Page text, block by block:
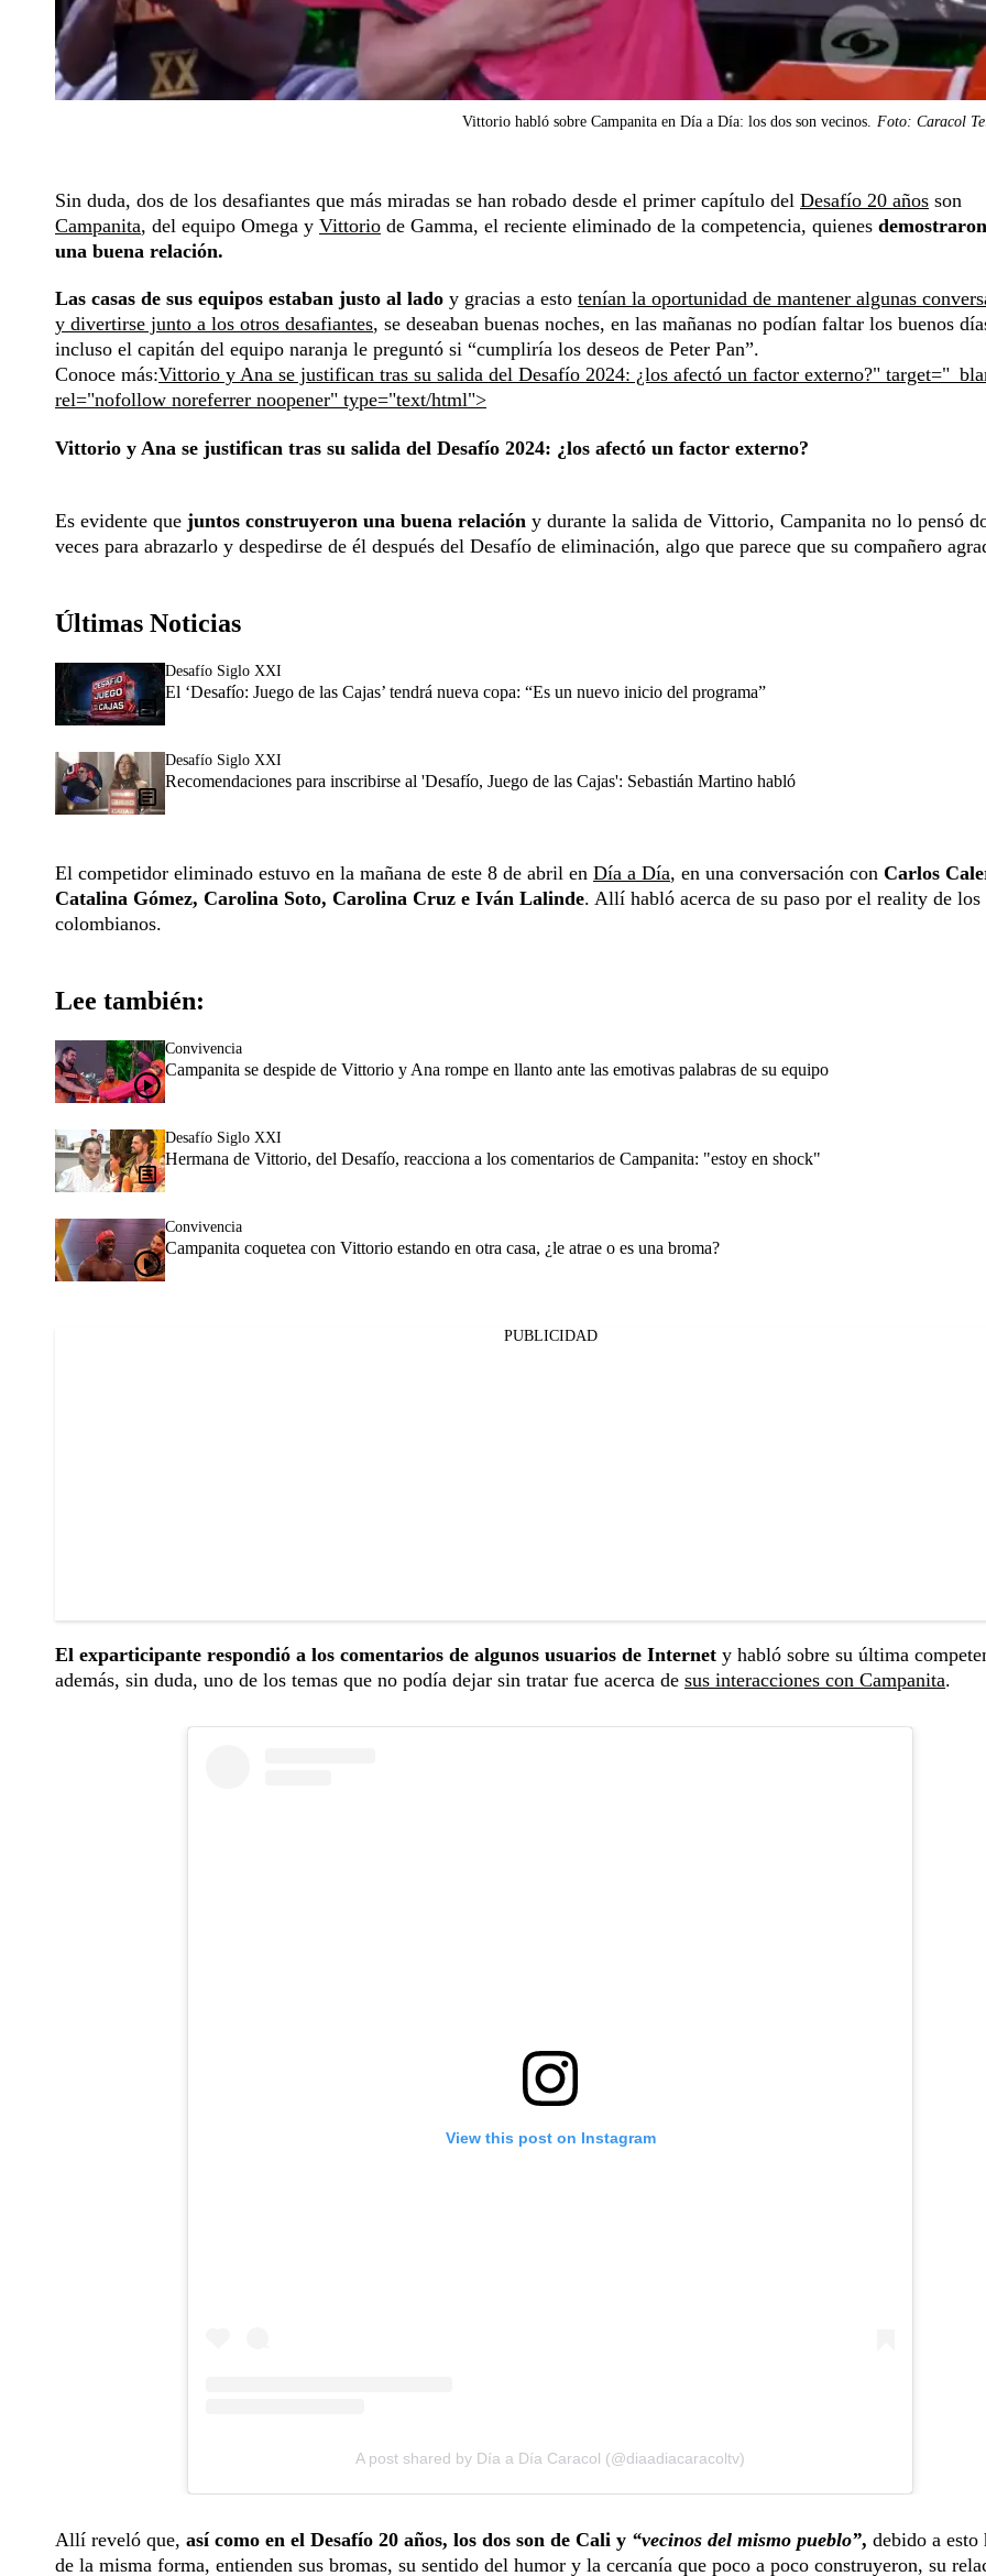
Vittorio habló sobre Campanita en Día a Día: los dos son vecinos. Foto: Caracol
Sin duda, dos de los desafiantes que más miradas se han robado desde el primer capítulo del Desafío 20 años son
Campanita, del equipo Omega y Vittorio de Gamma, el reciente eliminado de la competencia, quienes
una buena relación.
Las casas de sus equipos estaban justo al lado y gracias a esto tenían la oportunidad de mantener algunas
y divertirse junto a los otros desafiantes, se deseaban buenas noches, en las mañanas no podían faltar los buenos
incluso el capitán del equipo naranja le preguntó si “cumpliría los deseos de Peter Pan”.
Conoce más:Vittorio y Ana se justifican tras su salida del Desafío 2024: ¿los afectó un factor externo?"
rel="nofollow noreferrer noopener" type="text/html">
Vittorio y Ana se justifican tras su salida del Desafío 2024: ¿los afectó un factor externo?
Es evidente que juntos construyeron una buena relación y durante la salida de Vittorio, Campanita no lo pensó
veces para abrazarlo y despedirse de él después del Desafío de eliminación, algo que parece que su compañero
Últimas Noticias
Desafío Siglo XXI
El ‘Desafío: Juego de las Cajas’ tendrá nueva copa: “Es un nuevo inicio del programa”
Desafío Siglo XXI
Recomendaciones para inscribirse al 'Desafío, Juego de las Cajas': Sebastián Martino habló
El competidor eliminado estuvo en la mañana de este 8 de abril en Día a Día, en una conversación con Carlos
Catalina Gómez, Carolina Soto, Carolina Cruz e Iván Lalinde. Allí habló acerca de su paso por el reality de los
colombianos.
Lee también:
Convivencia
Campanita se despide de Vittorio y Ana rompe en llanto ante las emotivas palabras de su equipo
Desafío Siglo XXI
Hermana de Vittorio, del Desafío, reacciona a los comentarios de Campanita: "estoy en shock"
Convivencia
Campanita coquetea con Vittorio estando en otra casa, ¿le atrae o es una broma?
PUBLICIDAD
El exparticipante respondió a los comentarios de algunos usuarios de Internet y habló sobre su última
además, sin duda, uno de los temas que no podía dejar sin tratar fue acerca de sus interacciones con Campanita.
View this post on Instagram
A post shared by Día a Día Caracol (@diaadiacaracoltv)
Allí reveló que, así como en el Desafío 20 años, los dos son de Cali y “vecinos del mismo pueblo”, debido a esto
de la misma forma, entienden sus bromas, su sentido del humor y la cercanía que poco a poco construyeron, su